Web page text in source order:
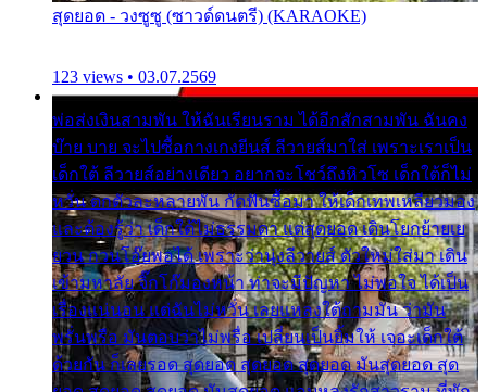
สุดยอด - วงซูซู (ซาวด์ดนตรี) (KARAOKE)
123 views • 03.07.2569
พ่อส่งเงินสามพัน ให้ฉันเรียนราม ได้อีกสักสามพัน ฉันคง
บ๊าย บาย จะไปซื้อกางเกงยีนส์ ลีวายส์มาใส่ เพราะเราเป็น
เด็กใต้ ลีวายส์อย่างเดียว อยากจะโชว์ถึงหิวโซ เด็กใต้ก็ไม่
หวั่น ตกตัวละหลายพัน กัดฟันซื้อมา ให้เด็กเทพเหลียวมอง
และต้องรู้ว่า เด็กใต้ไม่ธรรมดา แต่สุดยอด เดินโยกย้ายเย
ยวน กวนโอ๊ยพอได้ เพราะว่านุ่งลีวายส์ ตัวใหม่ใส่มา เดิน
เข้ามหาลัย จิ๊กโก๊มองหน้า ท่าจะมีปัญหา ไม่พอใจ ได้เป็น
เรื่องแน่นอน แต่ฉันไม่หวั่น เลยแหลงใต้ถามมัน ว่ามัน
พรั่นพรือ มันตอบว่าไม่พรื่อ เปลี่ยนเป็นยิ้มให้ เจอะเด็กใต้
ด้วยกัน ก็เลยรอด สุดยอด สุดยอด สุดยอด มันสุดยอด สุด